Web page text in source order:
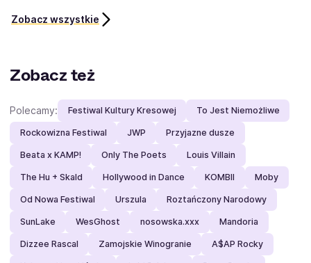
Zobacz wszystkie
Zobacz też
Polecamy: Festiwal Kultury Kresowej To Jest Niemożliwe
Rockowizna Festiwal JWP Przyjazne dusze
Beata x KAMP! Only The Poets Louis Villain
The Hu + Skald Hollywood in Dance KOMBII Moby
Od Nowa Festiwal Urszula Roztańczony Narodowy
SunLake WesGhost nosowska.xxx Mandoria
Dizzee Rascal Zamojskie Winogranie A$AP Rocky